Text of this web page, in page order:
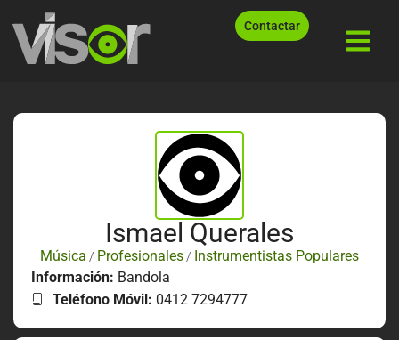
Contactar
Ismael Querales
Música / Profesionales / Instrumentistas Populares
Información: Bandola
Teléfono Móvil: 0412 7294777